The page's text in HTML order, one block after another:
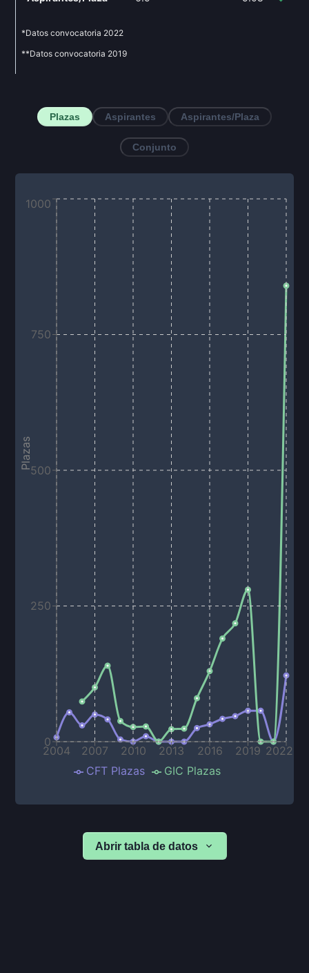
*Datos convocatoria 2022
**Datos convocatoria 2019
Plazas Aspirantes Aspirantes/Plaza
Conjunto
2004 2007 2010 2013 2016 2019 2022
0
250
500
750
1000
Plazas
CFT Plazas GIC Plazas
Abrir tabla de datos